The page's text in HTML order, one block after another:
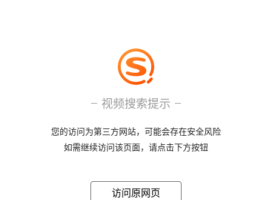
视频搜索提示
您的访问为第三方网站，可能会存在安全风险
如需继续访问该页面，请点击下方按钮
访问原网页